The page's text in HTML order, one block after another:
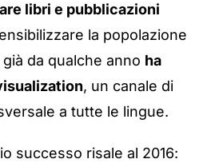
libri e pubblicazioni
la popolazione
da qualche anno ha
, un canale di
a tutte le lingue.
successo risale al 2016: